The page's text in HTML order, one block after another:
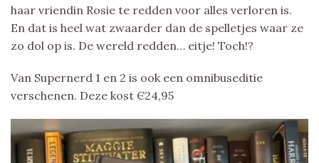
haar vriendin Rosie te redden voor alles verloren is.
En dat is heel wat zwaarder dan de spelletjes waar ze
zo dol op is. De wereld redden… eitje! Toch!?
Van Supernerd 1 en 2 is ook een omnibuseditie
verschenen. Deze kost Є24,95